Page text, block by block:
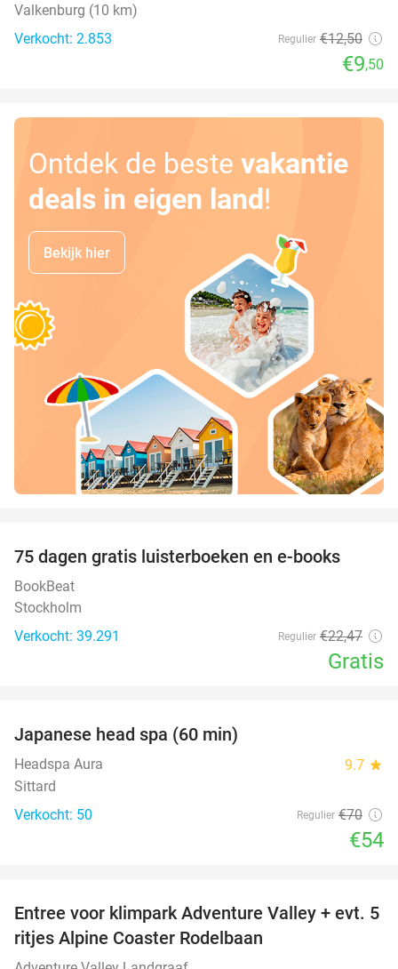
Valkenburg (10 km)
Verkocht: 2.853
Regulier €12,50
€9,50
Ontdek de beste vakantie
deals in eigen land!
Bekijk hier
75 dagen gratis luisterboeken en e-books
BookBeat
Stockholm
Verkocht: 39.291
Regulier €22,47
Gratis
Japanese head spa (60 min)
Headspa Aura 9.7 star
Sittard
Verkocht: 50
Regulier €70
€54
17%
Entree voor klimpark Adventure Valley + evt. 5
ritjes Alpine Coaster Rodelbaan